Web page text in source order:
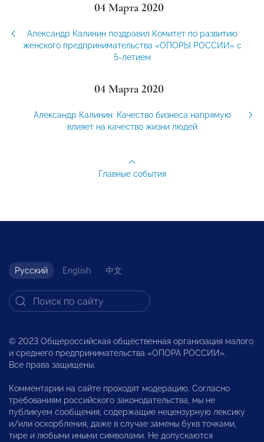
04 Марта 2020
Александр Калинин поздравил Комитет по развитию
женского предпринимательства «ОПОРЫ РОССИИ» с
5-летием
04 Марта 2020
Александр Калинин: Качество бизнеса напрямую
влияет на качество жизни людей
Главные события
Русский English 中文
© 2023 Общероссийская общественная организация малого
и среднего предпринимательства «ОПОРА РОССИИ».
Все права защищены.
Комментарии на сайте проходят модерацию. Согласно
требованиям российского законодательства, мы не
публикуем сообщения, содержащие нецензурную лексику
и/или оскорбления, даже в случае замены букв точками,
тире и любыми иными символами. Не допускаются